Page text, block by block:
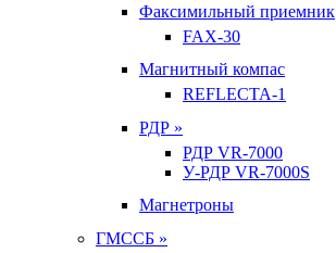
Факсимильный приемник
FAX-30
Магнитный компас
REFLECTA-1
РДР »
РДР VR-7000
У-РДР VR-7000S
Магнетроны
ГМССБ »